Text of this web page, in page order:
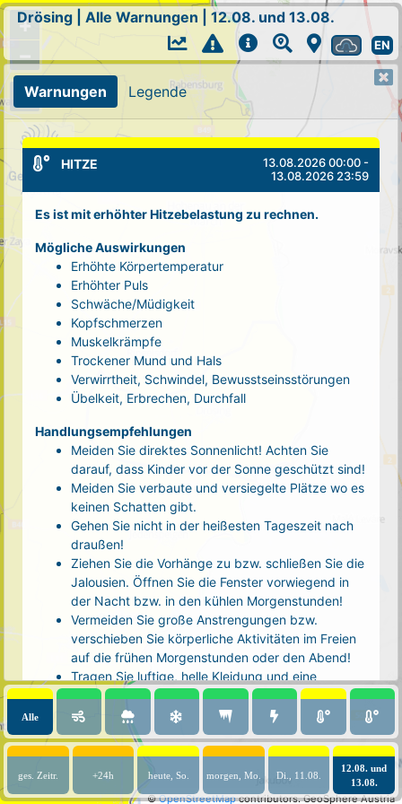
+
−
©OpenStreetMapcontributors. GeoSphere Austria
Drösing Alle Warnungen 12.08. und 13.08.
EN
Warnungen Legende
HITZE
13.08.2026 00:00 -
13.08.2026 23:59
Es ist mit erhöhter Hitzebelastung zu rechnen.
Mögliche Auswirkungen
Erhöhte Körpertemperatur
Erhöhter Puls
Schwäche/Müdigkeit
Kopfschmerzen
Muskelkrämpfe
Trockener Mund und Hals
Verwirrtheit, Schwindel, Bewusstseinsstörungen
Übelkeit, Erbrechen, Durchfall
Handlungsempfehlungen
Meiden Sie direktes Sonnenlicht! Achten Sie
darauf, dass Kinder vor der Sonne geschützt sind!
Meiden Sie verbaute und versiegelte Plätze wo es
keinen Schatten gibt.
Gehen Sie nicht in der heißesten Tageszeit nach
draußen!
Ziehen Sie die Vorhänge zu bzw. schließen Sie die
Jalousien. Öffnen Sie die Fenster vorwiegend in
der Nacht bzw. in den kühlen Morgenstunden!
Vermeiden Sie große Anstrengungen bzw.
verschieben Sie körperliche Aktivitäten im Freien
auf die frühen Morgenstunden oder den Abend!
Tragen Sie luftige, helle Kleidung und eine
Kopfbedeckung!
Nehmen Sie eine kühle Dusche! Auch kalte Arm-
und Fußbäder wirken entlastend.
Trinken Sie ausreichend und regelmäßig
(mindestens 2 - 3 Liter pro Tag)! Optimal sind
Wasser, ungesüßter Tee oder mit Wasser
Alle
ges. Zeitr. +24h heute, So. morgen, Mo. Di., 11.08.
12.08. und
13.08.